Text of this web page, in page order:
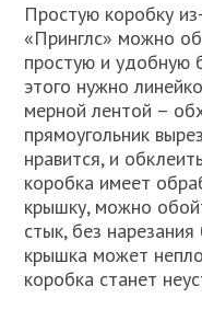
Простую коробку
«Принглс» можно
простую и удобную
этого нужно
мерной лентой –
прямоугольник
нравится, и
коробка имеет
крышку, можно
стык, без
крышка может
коробка станет